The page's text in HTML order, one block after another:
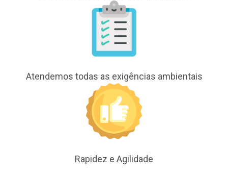
Atendemos todas as exigências ambientais
Rapidez e Agilidade